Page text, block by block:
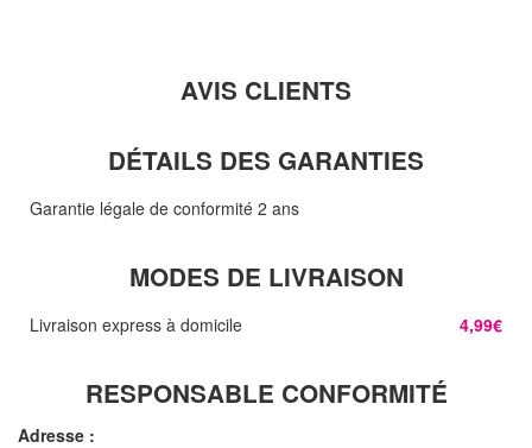
AVIS CLIENTS
DÉTAILS DES GARANTIES
Garantie légale de conformité 2 ans
MODES DE LIVRAISON
Livraison express à domicile 4,99€
RESPONSABLE CONFORMITÉ
Adresse :